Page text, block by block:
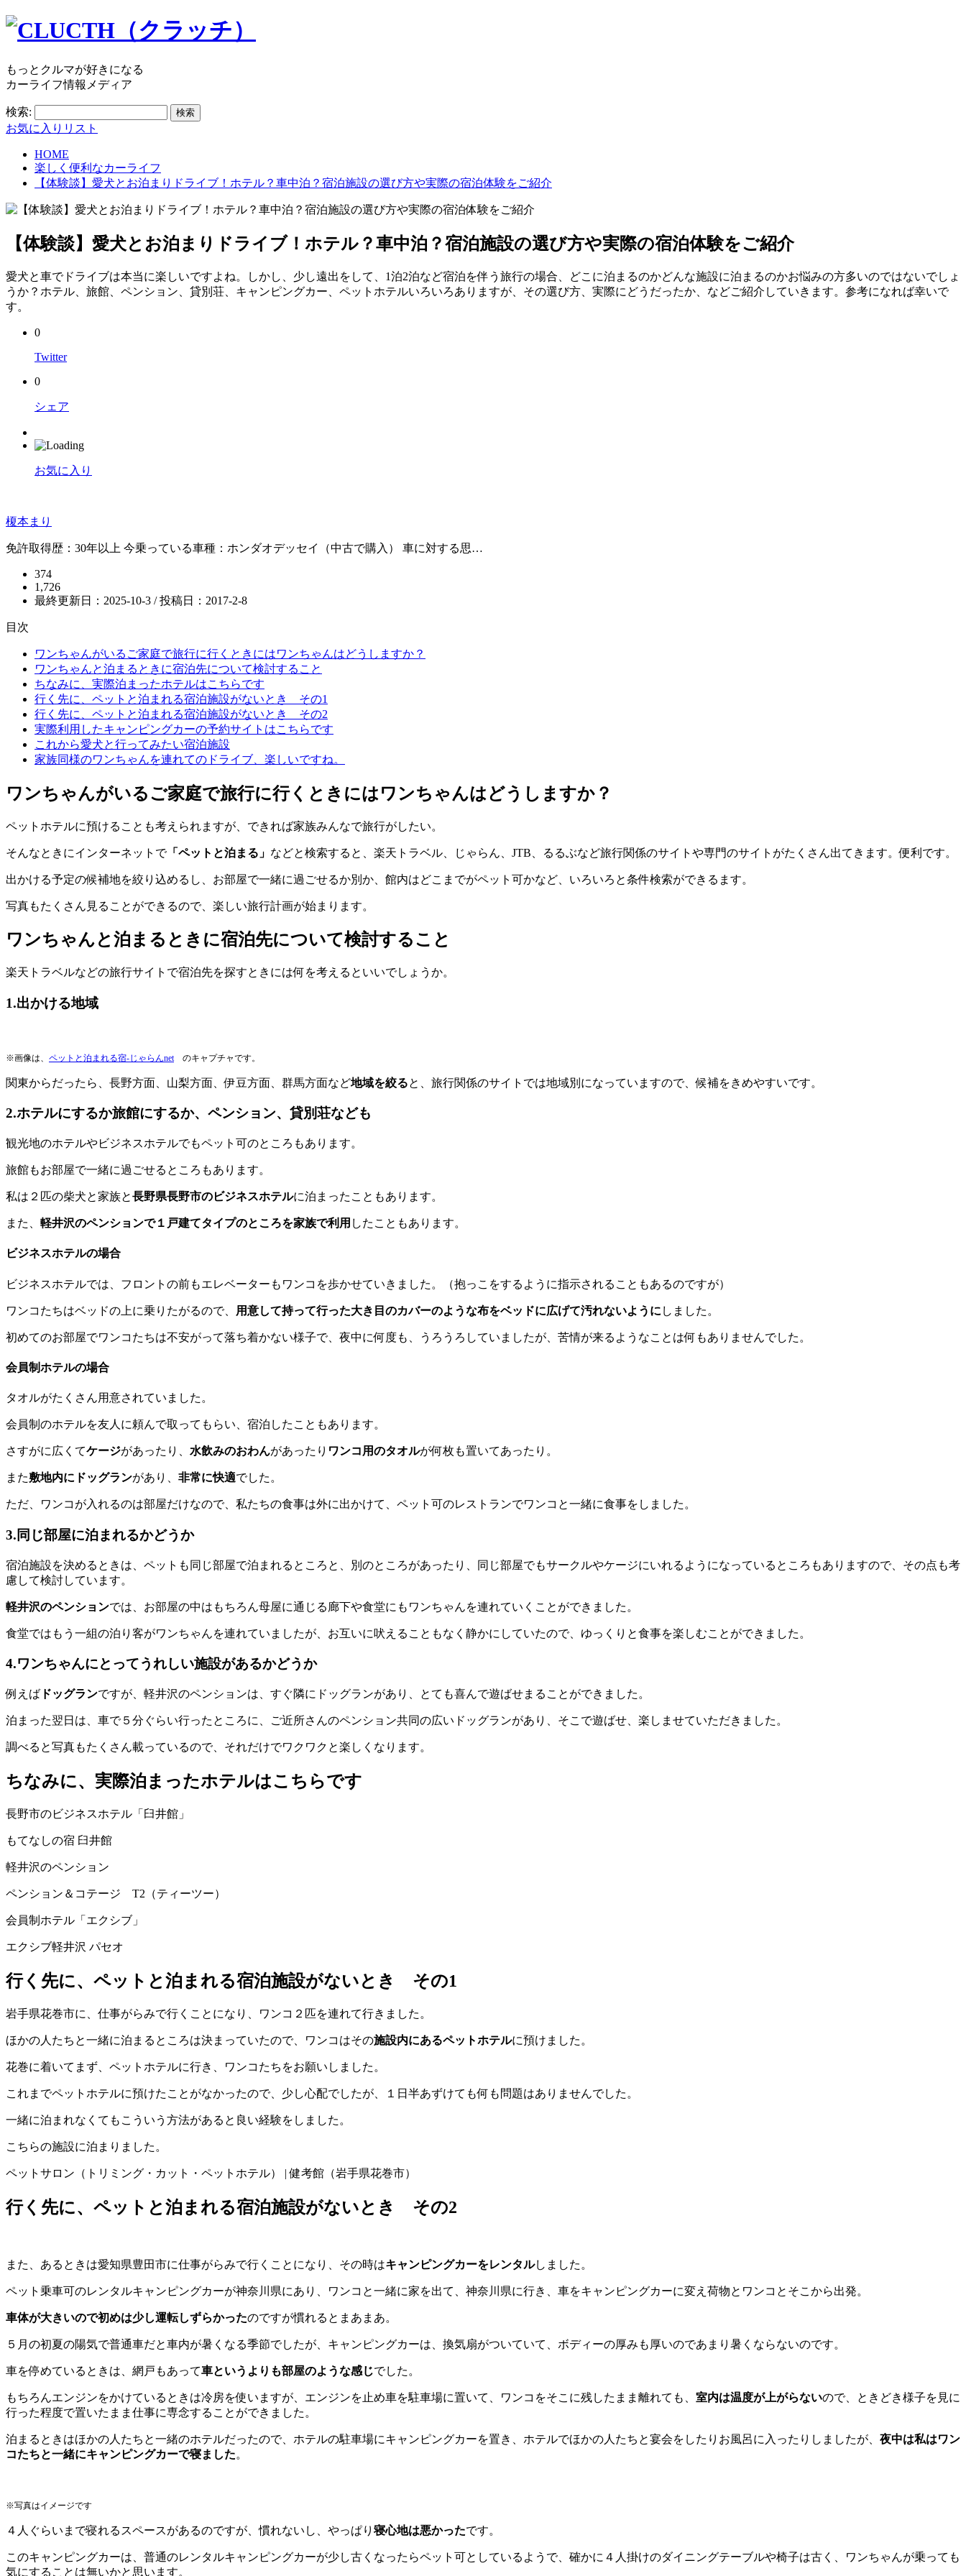
もっとクルマが好きになる
カーライフ情報メディア
検索:
お気に入りリスト
HOME
楽しく便利なカーライフ
【体験談】愛犬とお泊まりドライブ！ホテル？車中泊？宿泊施設の選び方や実際の宿泊体験をご紹介
【体験談】愛犬とお泊まりドライブ！ホテル？車中泊？宿泊施設の選び方や実際の宿泊体験をご紹介
愛犬と車でドライブは本当に楽しいですよね。しかし、少し遠出をして、1泊2泊など宿泊を伴う旅行の場合、どこに泊まるのかどんな施設に泊まるのかお悩みの方多いのではないでしょ
うか？ホテル、旅館、ペンション、貸別荘、キャンピングカー、ペットホテルいろいろありますが、その選び方、実際にどうだったか、などご紹介していきます。参考になれば幸いで
す。
0
Twitter
0
シェア
お気に入り
榎本まり
免許取得歴：30年以上 今乗っている車種：ホンダオデッセイ（中古で購入） 車に対する思…
374
1,726
最終更新日：2025-10-3 / 投稿日： 2017-2-8
目次
ワンちゃんがいるご家庭で旅行に行くときにはワンちゃんはどうしますか？
ワンちゃんと泊まるときに宿泊先について検討すること
ちなみに、実際泊まったホテルはこちらです
行く先に、ペットと泊まれる宿泊施設がないとき その1
行く先に、ペットと泊まれる宿泊施設がないとき その2
実際利用したキャンピングカーの予約サイトはこちらです
これから愛犬と行ってみたい宿泊施設
家族同様のワンちゃんを連れてのドライブ、楽しいですね。
ワンちゃんがいるご家庭で旅行に行くときにはワンちゃんはどうしますか？
ペットホテルに預けることも考えられますが、できれば家族みんなで旅行がしたい。
そんなときにインターネットで「ペットと泊まる」 などと検索すると、楽天トラベル、じゃらん、JTB、るるぶなど旅行関係のサイトや専門のサイトがたくさん出てきます。便利です。
出かける予定の候補地を絞り込めるし、お部屋で一緒に過ごせるか別か、館内はどこまでがペット可かなど、いろいろと条件検索ができるます。
写真もたくさん見ることができるので、楽しい旅行計画が始まります。
ワンちゃんと泊まるときに宿泊先について検討すること
楽天トラベルなどの旅行サイトで宿泊先を探すときには何を考えるといいでしょうか。
1.出かける地域
※画像は、 ペットと泊まれる宿-じゃらんnet のキャプチャです。
関東からだったら、長野方面、山梨方面、伊豆方面、群馬方面など地域を絞ると、旅行関係のサイトでは地域別になっていますので、候補をきめやすいです。
2.ホテルにするか旅館にするか、ペンション、貸別荘なども
観光地のホテルやビジネスホテルでもペット可のところもあります。
旅館もお部屋で一緒に過ごせるところもあります。
私は２匹の柴犬と家族と長野県長野市のビジネスホテルに泊まったこともあります。
また、 軽井沢のペンションで１戸建てタイプのところを家族で利用 したこともあります。
ビジネスホテルの場合
ビジネスホテルでは、フロントの前もエレベーターもワンコを歩かせていきました。（抱っこをするように指示されることもあるのですが）
ワンコたちはベッドの上に乗りたがるので、 用意して持って行った大き目のカバーのような布をベッドに広げて汚れないように しました。
初めてのお部屋でワンコたちは不安がって落ち着かない様子で、夜中に何度も、うろうろしていましたが、苦情が来るようなことは何もありませんでした。
会員制ホテルの場合
タオルがたくさん用意されていました。
会員制のホテルを友人に頼んで取ってもらい、宿泊したこともあります。
さすがに広くてケージがあったり、 水飲みのおわんがあったり ワンコ用のタオルが何枚も置いてあったり。
また敷地内にドッグランがあり、 非常に快適でした。
ただ、ワンコが入れるのは部屋だけなので、私たちの食事は外に出かけて、ペット可のレストランでワンコと一緒に食事をしました。
3.同じ部屋に泊まれるかどうか
宿泊施設を決めるときは、ペットも同じ部屋で泊まれるところと、別のところがあったり、同じ部屋でもサークルやケージにいれるようになっているところもありますので、その点も考
慮して検討しています。
軽井沢のペンションでは、お部屋の中はもちろん母屋に通じる廊下や食堂にもワンちゃんを連れていくことができました。
食堂ではもう一組の泊り客がワンちゃんを連れていましたが、お互いに吠えることもなく静かにしていたので、ゆっくりと食事を楽しむことができました。
4.ワンちゃんにとってうれしい施設があるかどうか
例えば ドッグランですが、軽井沢のペンションは、すぐ隣にドッグランがあり、とても喜んで遊ばせまることができました。
泊まった翌日は、車で５分ぐらい行ったところに、ご近所さんのペンション共同の広いドッグランがあり、そこで遊ばせ、楽しませていただきました。
調べると写真もたくさん載っているので、それだけでワクワクと楽しくなります。
ちなみに、実際泊まったホテルはこちらです
長野市のビジネスホテル「臼井館」
もてなしの宿 臼井館
軽井沢のペンション
ペンション＆コテージ T2（ティーツー）
会員制ホテル「エクシブ」
エクシブ軽井沢 パセオ
行く先に、ペットと泊まれる宿泊施設がないとき その1
岩手県花巻市に、仕事がらみで行くことになり、ワンコ２匹を連れて行きました。
ほかの人たちと一緒に泊まるところは決まっていたので、ワンコはその施設内にあるペットホテルに預けました。
花巻に着いてまず、ペットホテルに行き、ワンコたちをお願いしました。
これまでペットホテルに預けたことがなかったので、少し心配でしたが、１日半あずけても何も問題はありませんでした。
一緒に泊まれなくてもこういう方法があると良い経験をしました。
こちらの施設に泊まりました。
ペットサロン（トリミング・カット・ペットホテル） | 健考館（岩手県花巻市）
行く先に、ペットと泊まれる宿泊施設がないとき その2
また、あるときは愛知県豊田市に仕事がらみで行くことになり、その時はキャンピングカーをレンタルしました。
ペット乗車可のレンタルキャンピングカーが神奈川県にあり、ワンコと一緒に家を出て、神奈川県に行き、車をキャンピングカーに変え荷物とワンコとそこから出発。
車体が大きいので初めは少し運転しずらかったのですが慣れるとまあまあ。
５月の初夏の陽気で普通車だと車内が暑くなる季節でしたが、キャンピングカーは、換気扇がついていて、ボディーの厚みも厚いのであまり暑くならないのです。
車を停めているときは、網戸もあって車というよりも部屋のような感じでした。
もちろんエンジンをかけているときは冷房を使いますが、エンジンを止め車を駐車場に置いて、ワンコをそこに残したまま離れても、 室内は温度が上がらないので、ときどき様子を見に
行った程度で置いたまま仕事に専念することができました。
泊まるときはほかの人たちと一緒のホテルだったので、ホテルの駐車場にキャンピングカーを置き、ホテルでほかの人たちと宴会をしたりお風呂に入ったりしましたが、 夜中は私はワン
コたちと一緒にキャンピングカーで寝ました。
※写真はイメージです
４人ぐらいまで寝れるスペースがあるのですが、慣れないし、やっぱり 寝心地は悪かったです。
このキャンピングカーは、普通のレンタルキャンピングカーが少し古くなったらペット可としているようで、確かに４人掛けのダイニングテーブルや椅子は古く、ワンちゃんが乗っても
気にすることは無いかと思います。